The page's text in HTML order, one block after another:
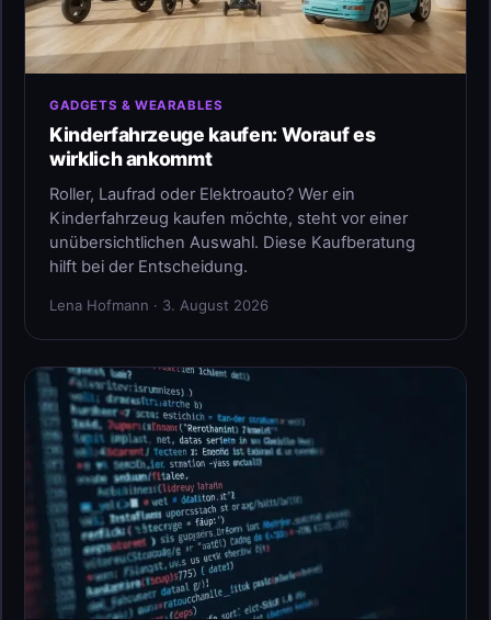
GADGETS & WEARABLES
Kinderfahrzeuge kaufen: Worauf es
wirklich ankommt
Roller, Laufrad oder Elektroauto? Wer ein
Kinderfahrzeug kaufen möchte, steht vor einer
unübersichtlichen Auswahl. Diese Kaufberatung
hilft bei der Entscheidung.
Lena Hofmann · 3. August 2026